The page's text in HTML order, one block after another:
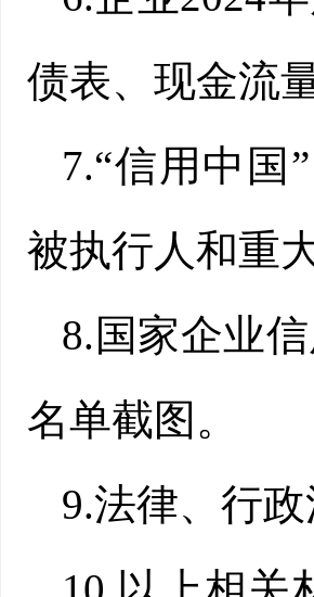
债表、现金流
7.“信用中国
被执行人和重
8.国家企业
名单截图。
9.法律、行